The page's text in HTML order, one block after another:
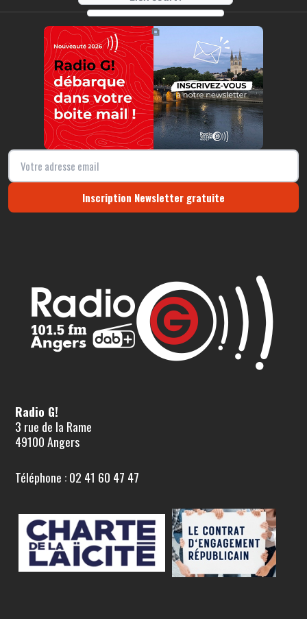
https://radio-g.fr?r475
⧉
Inscription Newsletter gratuite
Radio G!
3 rue de la Rame
49100 Angers
Téléphone : 02 41 60 47 47